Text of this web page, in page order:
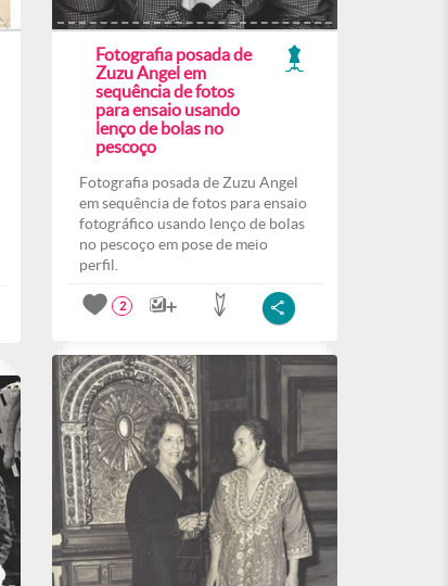
Fotografia posada de
Zuzu Angel em
sequência de fotos
para ensaio usando
lenço de bolas no
pescoço
Fotografia posada de Zuzu Angel
em sequência de fotos para ensaio
fotográfico usando lenço de bolas
no pescoço em pose de meio
perfil.
2